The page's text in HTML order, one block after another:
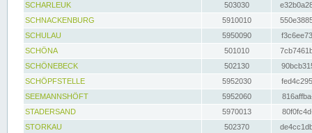
SCHARLEUK
503030
SCHNACKENBURG
5910010
SCHULAU
5950090
SCHÖNA
501010
SCHÖNEBECK
502130
SCHÖPFSTELLE
5952030
SEEMANNSHÖFT
5952060
STADERSAND
5970013
STORKAU
502370